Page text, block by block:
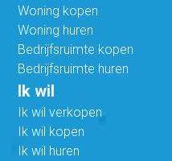
Woning kopen
Woning huren
Bedrijfsruimte kopen
Bedrijfsruimte huren
Ik wil
Ik wil verkopen
Ik wil kopen
Ik wil huren